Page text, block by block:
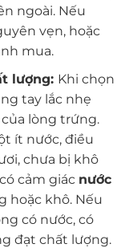
ngoài. Nếu
vẹn, hoặc
mua.
lượng: Khi chọn
tay lắc nhẹ
lòng trứng.
ít nước, điều
chưa bị khô
cảm giác nước
hoặc khô. Nếu
có nước, có
đạt chất lượng.